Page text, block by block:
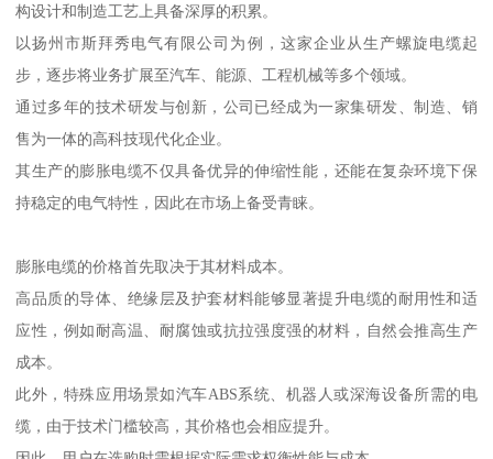
构设计和制造工艺上具备深厚的积累。
以扬州市斯拜秀电气有限公司为例，这家企业从生产螺旋电缆起
步，逐步将业务扩展至汽车、能源、工程机械等多个领域。
通过多年的技术研发与创新，公司已经成为一家集研发、制造、销
售为一体的高科技现代化企业。
其生产的膨胀电缆不仅具备优异的伸缩性能，还能在复杂环境下保
持稳定的电气特性，因此在市场上备受青睐。
膨胀电缆的价格首先取决于其材料成本。
高品质的导体、绝缘层及护套材料能够显著提升电缆的耐用性和适
应性，例如耐高温、耐腐蚀或抗拉强度强的材料，自然会推高生产
成本。
此外，特殊应用场景如汽车ABS系统、机器人或深海设备所需的电
缆，由于技术门槛较高，其价格也会相应提升。